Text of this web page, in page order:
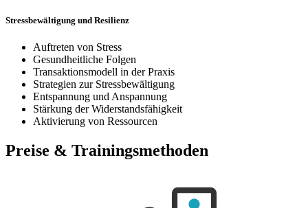
Stressbewältigung und Resilienz
Auftreten von Stress
Gesundheitliche Folgen
Transaktionsmodell in der Praxis
Strategien zur Stressbewältigung
Entspannung und Anspannung
Stärkung der Widerstandsfähigkeit
Aktivierung von Ressourcen
Preise & Trainingsmethoden